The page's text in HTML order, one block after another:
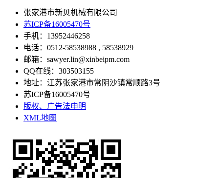
张家港市新贝机械有限公司
苏ICP备16005470号
手机：13952446258
电话：0512-58538988 , 58538929
邮箱：sawyer.lin@xinbeipm.com
QQ在线：303503155
地址：江苏张家港市常阴沙镇常顺路3号
苏ICP备16005470号
版权、广告法申明
XML地图